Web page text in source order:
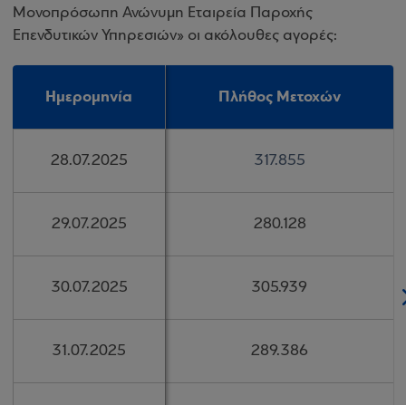
Μονοπρόσωπη Ανώνυμη Εταιρεία Παροχής
Επενδυτικών Υπηρεσιών» οι ακόλουθες αγορές:
Ημερομηνία Πλήθος Μετοχών
28.07.2025 317.855
29.07.2025 280.128
30.07.2025 305.939
31.07.2025 289.386
Ημερομηνία Πλήθος Μετοχών
28.07.2025 317.855
29.07.2025 280.128
30.07.2025 305.939
31.07.2025 289.386